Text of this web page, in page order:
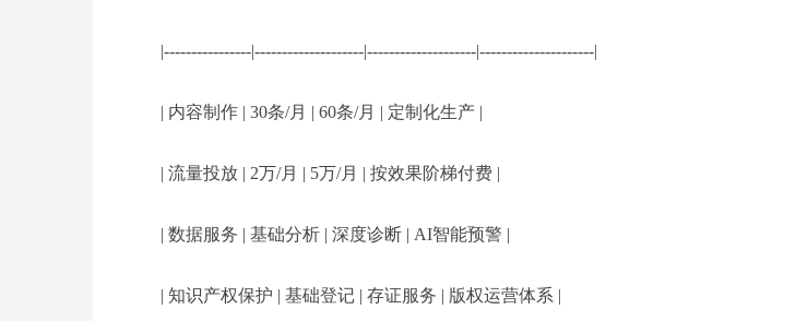
|----------------|--------------------|--------------------|---------------------|
| 内容制作 | 30条/月 | 60条/月 | 定制化生产 |
| 流量投放 | 2万/月 | 5万/月 | 按效果阶梯付费 |
| 数据服务 | 基础分析 | 深度诊断 | AI智能预警 |
| 知识产权保护 | 基础登记 | 存证服务 | 版权运营体系 |